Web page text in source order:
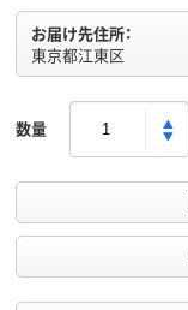
お届け先住所：
東京都江東区
数量